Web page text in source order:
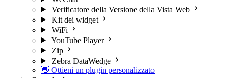
Verificatore della Versione della Vista Web
Kit dei widget
WiFi
YouTube Player
Zip
Zebra DataWedge
👋 Ottieni un plugin personalizzato